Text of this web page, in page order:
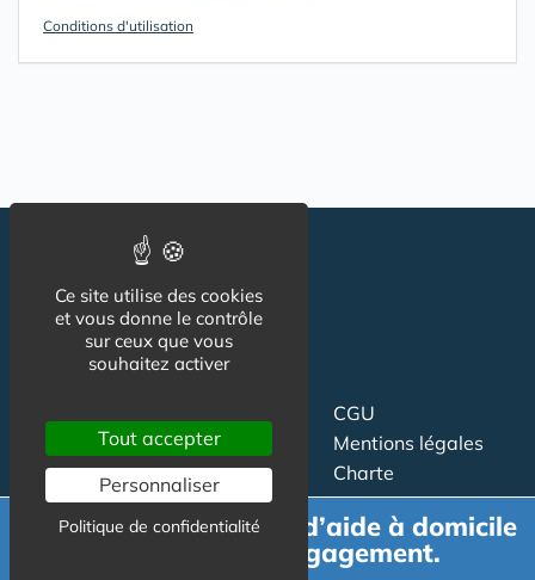
Conditions d'utilisation
CGU
Mentions légales
Charte
Contact
Proposer un article
Relation presse
Demande de devis d’aide à domicile
gratuit et sans engagement.
Ce site utilise des cookies
et vous donne le contrôle
sur ceux que vous
souhaitez activer
Tout accepter
Personnaliser
Politique de confidentialité